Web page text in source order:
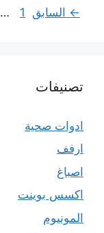
← السابق Page
1
…
تصنيفات
ادوات صحية
ارفف
اصباغ
اكسس بوينت
المونيوم